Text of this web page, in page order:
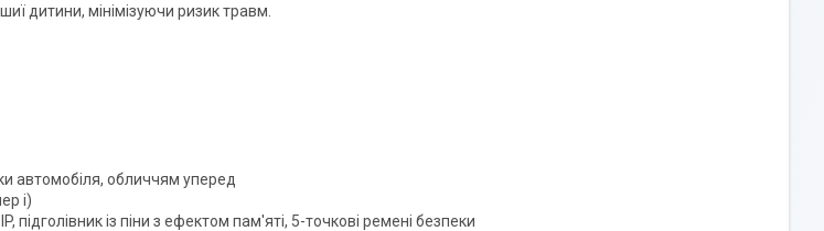
дитини, мінімізуючи ризик травм.
автомобіля, обличчям уперед
i)
підголівник із піни з ефектом пам'яті, 5-точкові ремені безпеки